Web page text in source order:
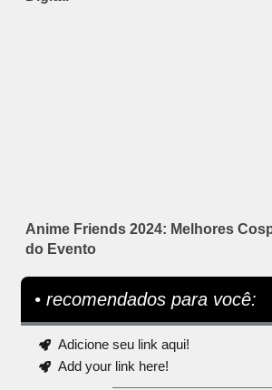
Anime Friends 2024: Melhores
do Evento
• recomendados para você:
Adicione seu link aqui!
Add your link here!